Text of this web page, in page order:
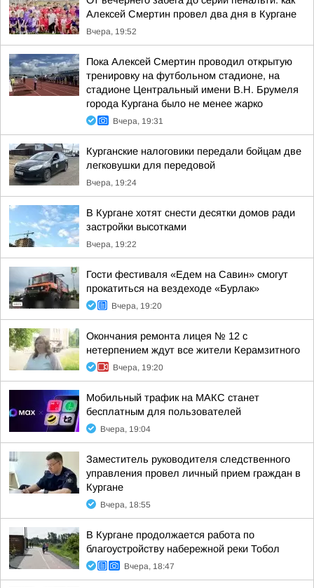
Алексей Смертин провел два дня в Кургане
Вчера, 19:52
Пока Алексей Смертин проводил открытую
тренировку на футбольном стадионе, на
стадионе Центральный имени В.Н. Брумеля
города Кургана было не менее жарко
Вчера, 19:31
Курганские налоговики передали бойцам две
легковушки для передовой
Вчера, 19:24
В Кургане хотят снести десятки домов ради
застройки высотками
Вчера, 19:22
Гости фестиваля «Едем на Савин» смогут
прокатиться на вездеходе «Бурлак»
Вчера, 19:20
Окончания ремонта лицея № 12 с
нетерпением ждут все жители Керамзитного
Вчера, 19:20
Мобильный трафик на МАКС станет
бесплатным для пользователей
Вчера, 19:04
Заместитель руководителя следственного
управления провел личный прием граждан в
Кургане
Вчера, 18:55
В Кургане продолжается работа по
благоустройству набережной реки Тобол
Вчера, 18:47